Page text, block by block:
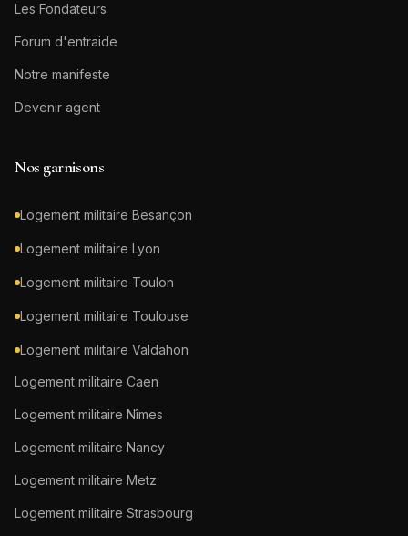
Les Fondateurs
Forum d'entraide
Notre manifeste
Devenir agent
Nos garnisons
Logement militaire Besançon
Logement militaire Lyon
Logement militaire Toulon
Logement militaire Toulouse
Logement militaire Valdahon
Logement militaire Caen
Logement militaire Nîmes
Logement militaire Nancy
Logement militaire Metz
Logement militaire Strasbourg